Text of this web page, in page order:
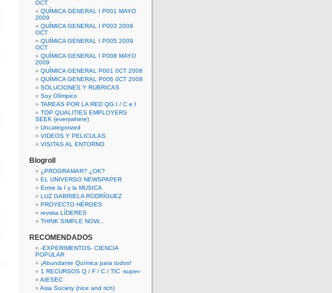
OCT
QUÍMICA GENERAL I P001 MAYO
2009
QUÍMICA GENERAL I P003 2009
OCT
QUÍMICA GENERAL I P005 2009
OCT
QUÍMICA GENERAL I P008 MAYO
2009
QUÍMICA GENERAL P001 0CT 2008
QUÍMICA GENERAL P006 0CT 2008
SOLUCIONES Y RUBRICAS
Soy Olímpico
TAREAS POR LA RED QG I / C e I
TOP QUALITIES EMPLOYERS
SEEK (everywhere)
Uncategorized
VIDEOS Y PELICULAS
VISITAS AL ENTORNO
Blogroll
¿PROGRAMAR? ¿OK?
EL UNIVERSO NEWSPAPER
Entre la I y la MUSICA
LUZ GABRIELA RODRÍGUEZ
PROYECTO HÉROES
revista LÍDERES
THINK SIMPLE NOW...
RECOMENDADOS
-EXPERIMENTOS- CIENCIA
POPULAR
¡Abundante Química para todos!
1 RECURSOS Q / F / C / TIC -super-
AIESEC
Asia Society (nice and rich)